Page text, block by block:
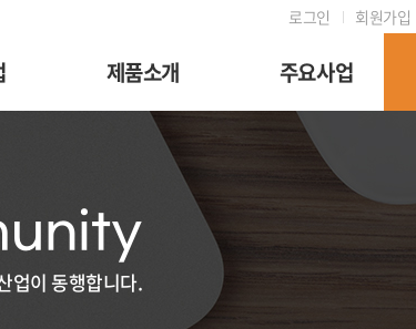
로그인 회원가입
제품소개 주요사업
업이 동행합니다.